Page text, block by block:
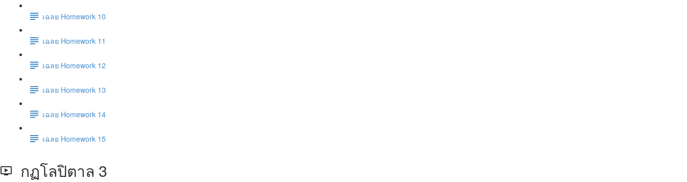
เฉลย Homework 10
เฉลย Homework 11
เฉลย Homework 12
เฉลย Homework 13
เฉลย Homework 14
เฉลย Homework 15
กฏโลปิตาล 3